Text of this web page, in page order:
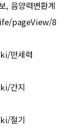
, 음양력변환계
pageView/8
만세력
간지
절기